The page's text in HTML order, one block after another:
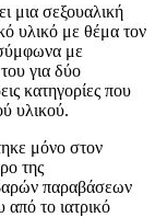
μια σεξουαλική
υλικό με θέμα τον
με
για δύο
κατηγορίες που
υλικού.
μόνο στον
της
παραβάσεων
το ιατρικό